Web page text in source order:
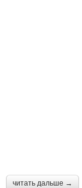
читать дальше →